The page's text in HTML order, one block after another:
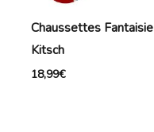
Chaussettes Fantaisie
Kitsch
18,99€